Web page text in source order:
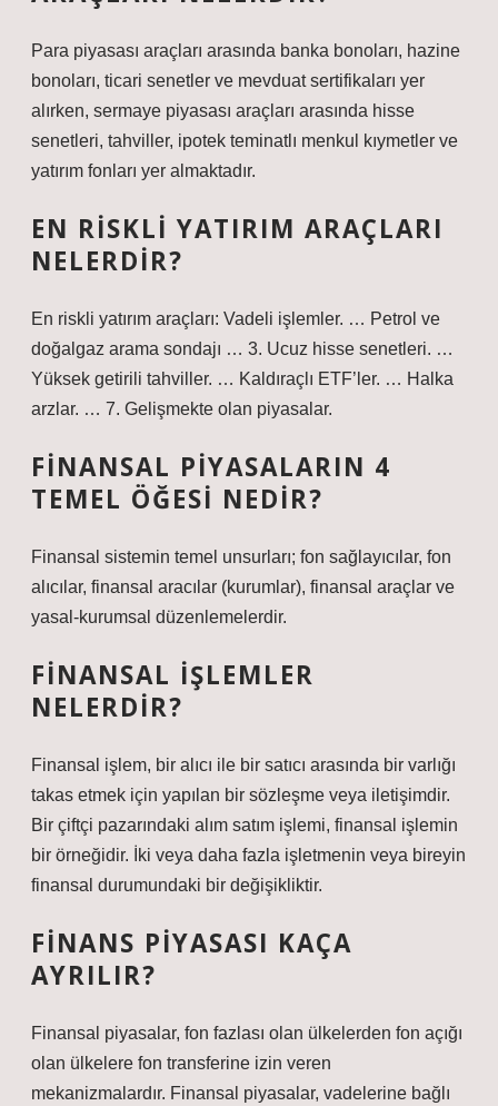
Para piyasası araçları arasında banka bonoları, hazine
bonoları, ticari senetler ve mevduat sertifikaları yer
alırken, sermaye piyasası araçları arasında hisse
senetleri, tahviller, ipotek teminatlı menkul kıymetler ve
yatırım fonları yer almaktadır.
EN RISKLI YATIRIM ARAÇLARI
NELERDIR?
En riskli yatırım araçları: Vadeli işlemler. … Petrol ve
doğalgaz arama sondajı … 3. Ucuz hisse senetleri. …
Yüksek getirili tahviller. … Kaldıraçlı ETF’ler. … Halka
arzlar. … 7. Gelişmekte olan piyasalar.
FINANSAL PIYASALARIN 4
TEMEL ÖĞESI NEDIR?
Finansal sistemin temel unsurları; fon sağlayıcılar, fon
alıcılar, finansal aracılar (kurumlar), finansal araçlar ve
yasal-kurumsal düzenlemelerdir.
FINANSAL IŞLEMLER
NELERDIR?
Finansal işlem, bir alıcı ile bir satıcı arasında bir varlığı
takas etmek için yapılan bir sözleşme veya iletişimdir.
Bir çiftçi pazarındaki alım satım işlemi, finansal işlemin
bir örneğidir. İki veya daha fazla işletmenin veya bireyin
finansal durumundaki bir değişikliktir.
FINANS PIYASASI KAÇA
AYRILIR?
Finansal piyasalar, fon fazlası olan ülkelerden fon açığı
olan ülkelere fon transferine izin veren
mekanizmalardır. Finansal piyasalar, vadelerine bağlı